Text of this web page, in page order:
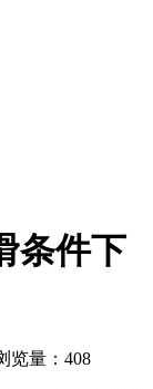
条件下
览量：408